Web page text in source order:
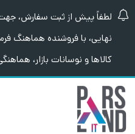
لطفاً پیش از ثبت سفارش،
نهایی، با فروشنده هماهنگ
کالاها و نوسانات بازار،